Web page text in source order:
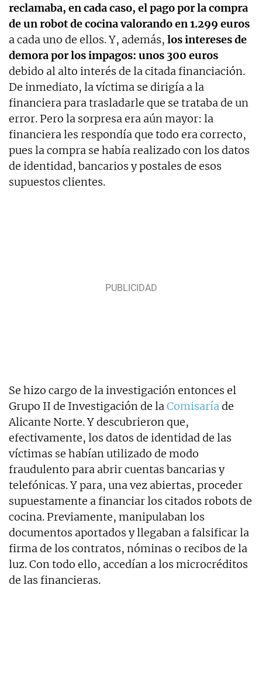
reclamaba, en cada caso, el pago por la compra
de un robot de cocina valorando en 1.299 euros
a cada uno de ellos. Y, además, los intereses de
demora por los impagos: unos 300 euros
debido al alto interés de la citada financiación.
De inmediato, la víctima se dirigía a la
financiera para trasladarle que se trataba de un
error. Pero la sorpresa era aún mayor: la
financiera les respondía que todo era correcto,
pues la compra se había realizado con los datos
de identidad, bancarios y postales de esos
supuestos clientes.
Se hizo cargo de la investigación entonces el
Grupo II de Investigación de laComisaríade
Alicante Norte. Y descubrieron que,
efectivamente, los datos de identidad de las
víctimas se habían utilizado de modo
fraudulento para abrir cuentas bancarias y
telefónicas. Y para, una vez abiertas, proceder
supuestamente a financiar los citados robots de
cocina. Previamente, manipulaban los
documentos aportados y llegaban a falsificar la
firma de los contratos, nóminas o recibos de la
luz. Con todo ello, accedían a los microcréditos
de las financieras.